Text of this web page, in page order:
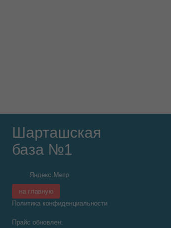
Шарташская
база №1
на главную
Политика конфиденциальности
Прайс обновлен: